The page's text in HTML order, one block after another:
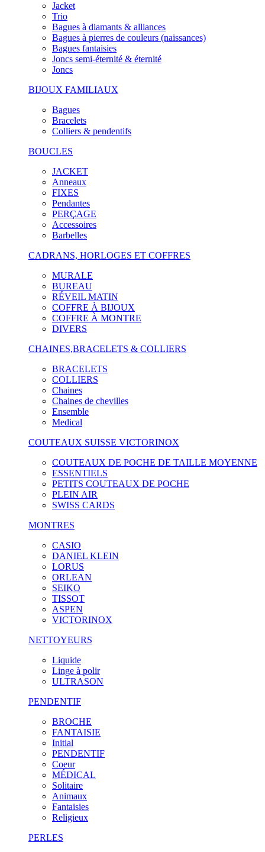
Jacket
Trio
Bagues à diamants & alliances
Bagues à pierres de couleurs (naissances)
Bagues fantaisies
Joncs semi-éternité & éternité
Joncs
BIJOUX FAMILIAUX
Bagues
Bracelets
Colliers & pendentifs
BOUCLES
JACKET
Anneaux
FIXES
Pendantes
PERÇAGE
Accessoires
Barbelles
CADRANS, HORLOGES ET COFFRES
MURALE
BUREAU
RÉVEIL MATIN
COFFRE À BIJOUX
COFFRE À MONTRE
DIVERS
CHAINES,BRACELETS & COLLIERS
BRACELETS
COLLIERS
Chaines
Chaines de chevilles
Ensemble
Medical
COUTEAUX SUISSE VICTORINOX
COUTEAUX DE POCHE DE TAILLE MOYENNE
ESSENTIELS
PETITS COUTEAUX DE POCHE
PLEIN AIR
SWISS CARDS
MONTRES
CASIO
DANIEL KLEIN
LORUS
ORLEAN
SEIKO
TISSOT
ASPEN
VICTORINOX
NETTOYEURS
Liquide
Linge à polir
ULTRASON
PENDENTIF
BROCHE
FANTAISIE
Initial
PENDENTIF
Coeur
MÉDICAL
Solitaire
Animaux
Fantaisies
Religieux
PERLES